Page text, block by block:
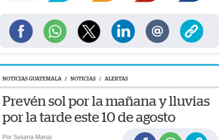
NOTICIAS GUATEMALA / NOTICIAS / ALERTAS
Prevén sol por la mañana y lluvias
por la tarde este 10 de agosto
Por Susana Manai